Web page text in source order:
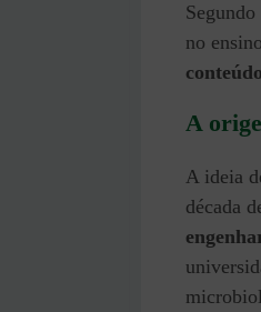
Segundo
no
A
A ideia
década